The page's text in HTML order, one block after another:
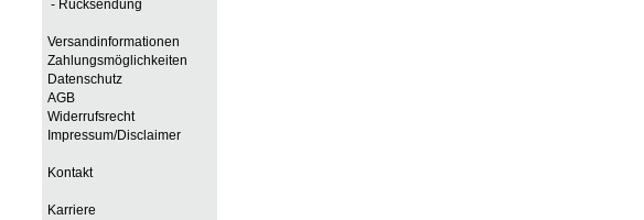
- Rücksendung
Versandinformationen
Zahlungsmöglichkeiten
Datenschutz
AGB
Widerrufsrecht
Impressum/Disclaimer
Kontakt
Karriere